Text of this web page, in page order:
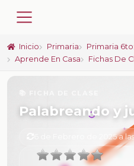
Inicio Primaria Primaria 6to
Aprende En Casa
Fichas De
Palabreando y
6 de Febrero de 2025 a las